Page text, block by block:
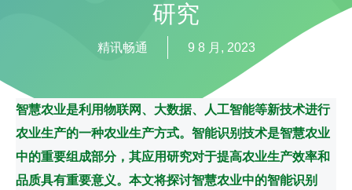
研究
精讯畅通 9 8 月, 2023
智慧农业是利用物联网、大数据、人工智能等新技术进行
农业生产的一种农业生产方式。智能识别技术是智慧农业
中的重要组成部分，其应用研究对于提高农业生产效率和
品质具有重要意义。本文将探讨智慧农业中的智能识别